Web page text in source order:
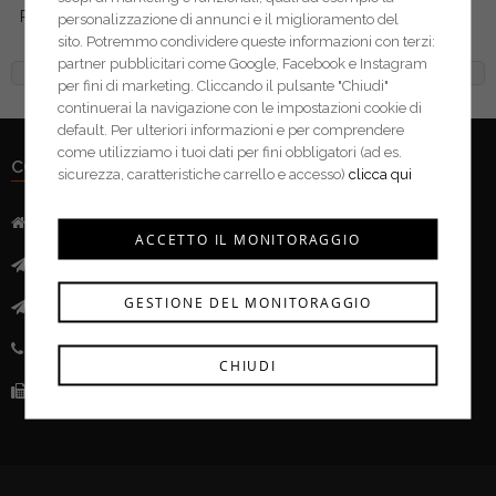
Plano portaminuterie 4600
CONTATTI
Indirizzo:Via Mazzini, 52 - 46043 Castiglione delle Stivere (MN)
Mail:info@ferramentacima.com
ferrcima@pec.it
Telefono:(+39) 0376 943911
Fax:(+39) 0376 943913
personalizzazione di annunci e il miglioramento del
sito. Potremmo condividere queste informazioni con terzi:
partner pubblicitari come Google, Facebook e Instagram
per fini di marketing. Cliccando il pulsante "Chiudi"
continuerai la navigazione con le impostazioni cookie di
default. Per ulteriori informazioni e per comprendere
come utilizziamo i tuoi dati per fini obbligatori (ad es.
sicurezza, caratteristiche carrello e accesso)clicca qui
CHIUDI
GESTIONE DEL MONITORAGGIO
ACCETTO IL MONITORAGGIO